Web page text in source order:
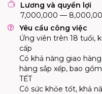
Lương và quyền lợi
7,000,000 —
Yêu cầu công việc
Ứng viên trên 18 tuổi,
cấp
Có khả năng giao
hàng sắp xếp, bao
TẾT
Có sức khỏe tốt, khả